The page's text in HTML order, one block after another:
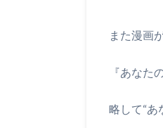
また漫画
『あなた
略して“あ